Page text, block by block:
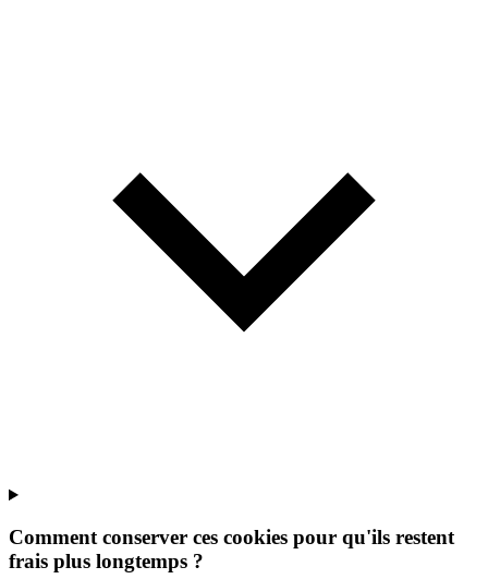
Comment conserver ces cookies pour qu'ils restent
frais plus longtemps ?